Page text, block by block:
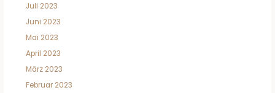
Juli 2023
Juni 2023
Mai 2023
April 2023
März 2023
Februar 2023